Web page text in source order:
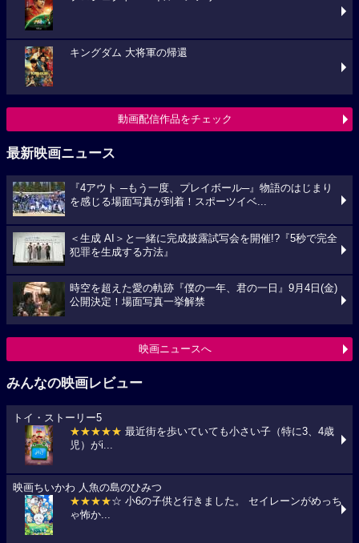
キングダム 大将軍の帰還
動画配信作品をチェック
最新映画ニュース
『4アウト ─もう一度、プレイボール─』物語のはじまり
を感じる場面写真が到着！スポーツイベ...
＜生成 AI＞と一緒に完成披露試写会を開催!?『5秒で完全
犯罪を生成する方法』
時空を超えた愛の軌跡『僕の一年、君の一日』9月4日(金)
公開決定！場面写真一挙解禁
映画ニュースへ
みんなの映画レビュー
トイ・ストーリー5
★★★★★ 最近街を歩いていても小さい子（特に3、4歳
児）がi...
映画ちいかわ 人魚の島のひみつ
★★★★☆ 小6の子供と行きました。 セイレーンがめっち
ゃ怖か...